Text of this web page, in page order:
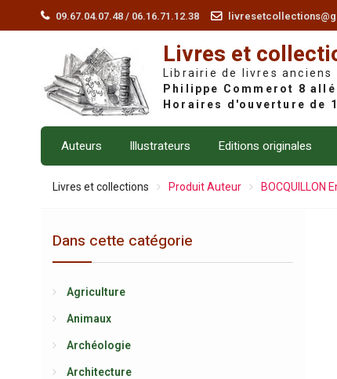
09.67.04.07.48 / 06.16.71.12.38
Livres et
Librairie de livres anciens
Auteurs Illustrateurs Editions originales
Livres et collections Produit Auteur BOCQUILLON
Dans cette catégorie
Agriculture
Animaux
Archéologie
Architecture